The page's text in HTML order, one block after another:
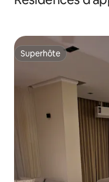
Superhôte
Superhôte